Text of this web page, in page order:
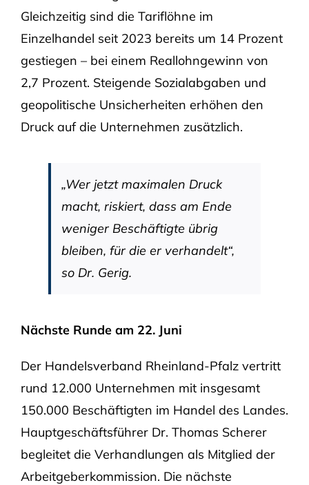
Gleichzeitig sind die Tariflöhne im
Einzelhandel seit 2023 bereits um 14 Prozent
gestiegen – bei einem Reallohngewinn von
2,7 Prozent. Steigende Sozialabgaben und
geopolitische Unsicherheiten erhöhen den
Druck auf die Unternehmen zusätzlich.
„Wer jetzt maximalen Druck
macht, riskiert, dass am Ende
weniger Beschäftigte übrig
bleiben, für die er verhandelt“,
so Dr. Gerig.
Nächste Runde am 22. Juni
Der Handelsverband Rheinland-Pfalz vertritt
rund 12.000 Unternehmen mit insgesamt
150.000 Beschäftigten im Handel des Landes.
Hauptgeschäftsführer Dr. Thomas Scherer
begleitet die Verhandlungen als Mitglied der
Arbeitgeberkommission. Die nächste